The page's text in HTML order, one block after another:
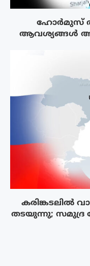
ഹോർമുസ്
ആവശ്യങ്ങൾ
കരിങ്കടലിൽ
തടയുന്നു; സമുദ്ര